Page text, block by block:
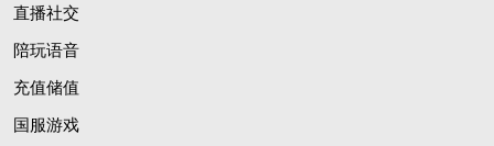
直播社交
陪玩语音
充值储值
国服游戏